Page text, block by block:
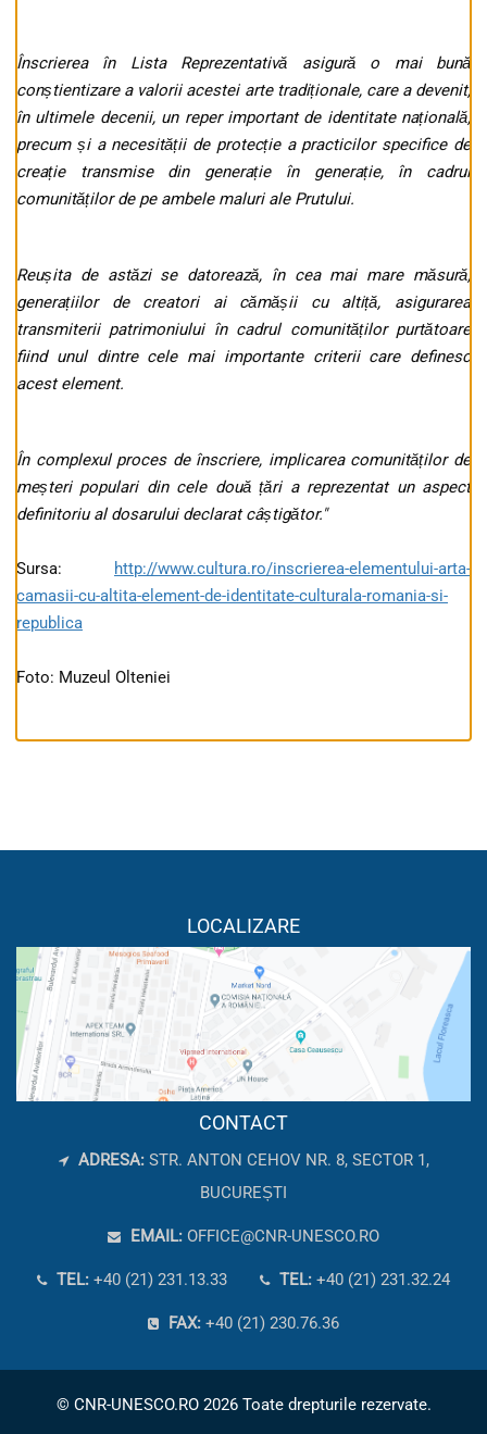
Înscrierea în Lista Reprezentativă asigură o mai bună
conștientizare a valorii acestei arte tradiționale, care a devenit,
în ultimele decenii, un reper important de identitate națională,
precum și a necesității de protecție a practicilor specifice de
creație transmise din generație în generație, în cadrul
comunităților de pe ambele maluri ale Prutului.
Reușita de astăzi se datorează, în cea mai mare măsură,
generațiilor de creatori ai cămășii cu altiță, asigurarea
transmiterii patrimoniului în cadrul comunităților purtătoare
fiind unul dintre cele mai importante criterii care definesc
acest element.
În complexul proces de înscriere, implicarea comunităților de
meșteri populari din cele două țări a reprezentat un aspect
definitoriu al dosarului declarat câștigător."
Sursa: http://www.cultura.ro/inscrierea-elementului-arta-
camasii-cu-altita-element-de-identitate-culturala-romania-si-
republica
Foto: Muzeul Olteniei
LOCALIZARE
CONTACT
ADRESA: STR. ANTON CEHOV NR. 8, SECTOR 1,
BUCUREȘTI
EMAIL: OFFICE@CNR-UNESCO.RO
TEL: +40 (21) 231.13.33 TEL: +40 (21) 231.32.24
FAX: +40 (21) 230.76.36
© CNR-UNESCO.RO 2026 Toate drepturile rezervate.